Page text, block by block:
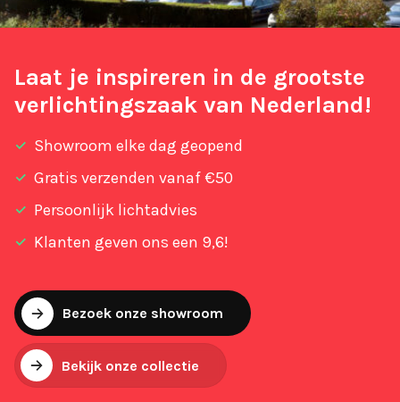
Laat je inspireren in de grootste
verlichtingszaak van Nederland!
Showroom elke dag geopend
Gratis verzenden vanaf €50
Persoonlijk lichtadvies
Klanten geven ons een 9,6!
Bezoek onze showroom
Bekijk onze collectie